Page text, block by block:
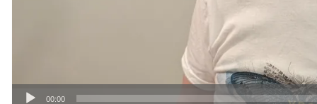
Audio-
00:00